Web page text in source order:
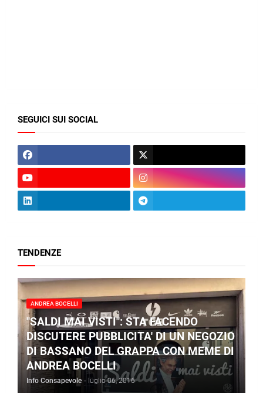
SEGUICI SUI SOCIAL
TENDENZE
ANDREA BOCELLI
"SALDI MAI VISTI": STA FACENDO
DISCUTERE PUBBLICITA' DI UN NEGOZIO
DI BASSANO DEL GRAPPA CON MEME DI
ANDREA BOCELLI
Info Consapevole - luglio 06, 2016